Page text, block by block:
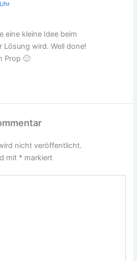
eine kleine Idee beim
Lösung wird. Well done!
Prop 🙂
nicht veröffentlicht.
mit * markiert